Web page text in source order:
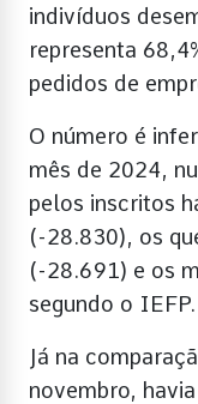
indivíduos
representa
pedidos de
O número é
mês de 2024,
pelos inscritos
(-28.830), os
(-28.691) e os
segundo o IEFP.
Já na
novembro,